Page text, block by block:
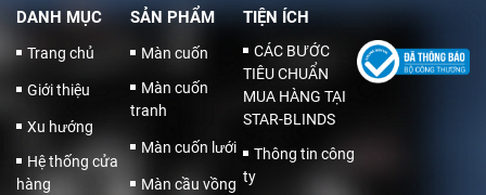
DANH MỤC
Trang chủ
Giới thiệu
Xu hướng
Hệ thống cửa
hàng
SẢN PHẨM
Màn cuốn
Màn cuốn
tranh
Màn cuốn lưới
Màn cầu vồng
TIỆN ÍCH
CÁC BƯỚC
TIÊU CHUẨN
MUA HÀNG TẠI
STAR-BLINDS
Thông tin công
ty